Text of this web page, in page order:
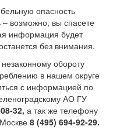
опасность
– возможно, вы спасете
информация будет
без внимания.
обороту
в нашем округе
с информацией по
АО ГУ
32, а так же телефону
8 (495) 694-92-29.